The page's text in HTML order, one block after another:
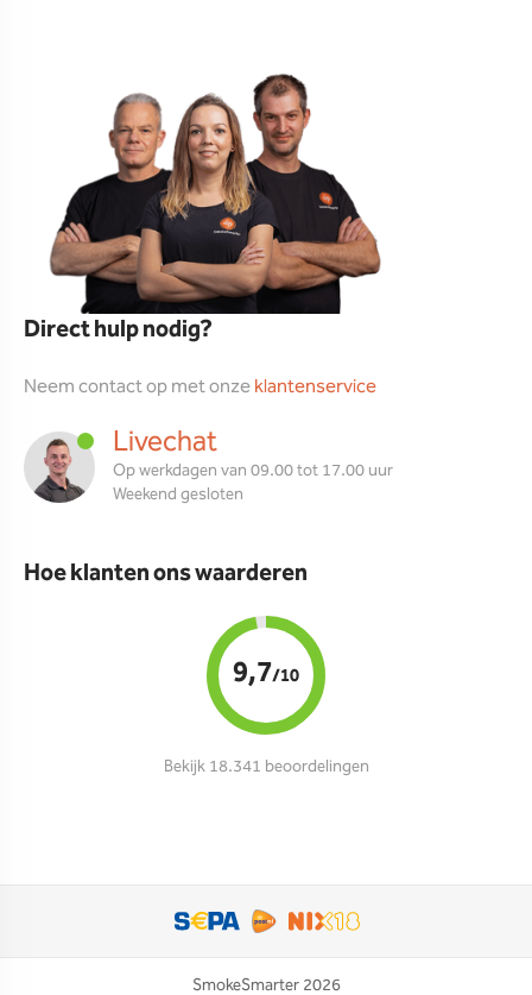
Direct hulp nodig?
Neem contact op met onzeklantenservice
Livechat
Op werkdagen van 09.00 tot 17.00 uur
Weekend gesloten
Hoe klanten ons waarderen
9,7/10
Bekijk 18.341 beoordelingen
SmokeSmarter 2026